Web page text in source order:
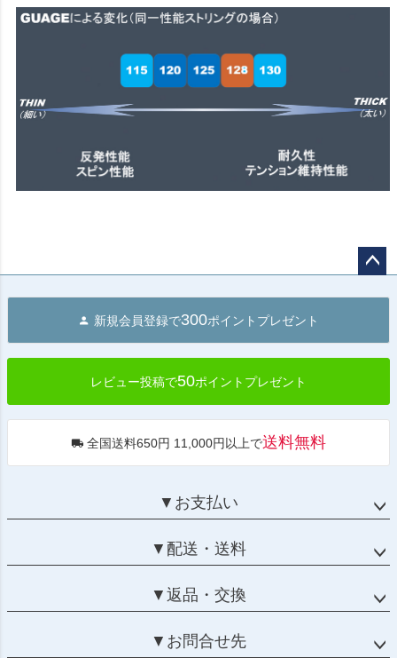
へ
新規会員登録で300ポイントプレゼント
レビュー投稿で50ポイントプレゼント
全国送料650円 11,000円以上で送料無料
▼お支払い
▼配送・送料
▼返品・交換
▼お問合せ先